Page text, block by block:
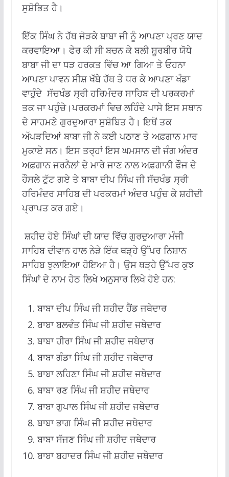
ਸੁਸ਼ੋਭਿਤ ਹੈ।
ਇੱਕ ਸਿੰਘ ਨੇ ਹੱਥ ਜੋੜਕੇ ਬਾਬਾ ਜੀ ਨੂੰ ਆਪਣਾ ਪ੍ਰਣ ਯਾਦ
ਕਰਵਾਇਆ। ਫੇਰ ਕੀ ਸੀ ਬਚਨ ਕੇ ਬਲੀ ਸ਼ੂਰਬੀਰ ਯੋਧੇ
ਬਾਬਾ ਜੀ ਦਾ ਧੜ ਹਰਕਤ ਵਿੱਚ ਆ ਗਿਆ ਤੇ ਓਹਨਾ
ਆਪਣਾ ਪਾਵਨ ਸੀਸ਼ ਖੱਬੇ ਹੱਥ ਤੇ ਧਰ ਕੇ ਆਪਣਾ ਖੰਡਾ
ਵਾਹੁੰਦੇ ਸੱਚਖੰਡ ਸ੍ਰੀ ਹਰਿਮੰਦਰ ਸਾਹਿਬ ਦੀ ਪਰਕਰਮਾਂ
ਤਕ ਜਾ ਪਹੁੰਚੇ।ਪਰਕਰਮਾਂ ਵਿਚ ਲਹਿੰਦੇ ਪਾਸੇ ਇਸ ਸਥਾਨ
ਦੇ ਸਾਹਮਣੇ ਗੁਰਦੁਆਰਾ ਸੁਸ਼ੋਬਿਤ ਹੈ। ਇਥੋਂ ਤਕ
ਅੱਪੜਦਿਆਂ ਬਾਬਾ ਜੀ ਨੇ ਕਈ ਪਠਾਣ ਤੇ ਅਫ਼ਗਾਨ ਮਾਰ
ਮੁਕਾਏ ਸਨ। ਇਸ ਤਰ੍ਹਾਂ ਇਸ ਘਮਸਾਨ ਦੀ ਜੰਗ ਅੰਦਰ
ਅਫ਼ਗਾਨ ਜਰਨੈਲਾਂ ਦੇ ਮਾਰੇ ਜਾਣ ਨਾਲ ਅਫ਼ਗਾਨੀ ਫੌਜ ਦੇ
ਹੌਸਲੇ ਟੁੱਟ ਗਏ ਤੇ ਬਾਬਾ ਦੀਪ ਸਿੰਘ ਜੀ ਸੱਚਖੰਡ ਸ੍ਰੀ
ਹਰਿਮੰਦਰ ਸਾਹਿਬ ਦੀ ਪਰਕਰਮਾਂ ਅੰਦਰ ਪਹੁੰਚ ਕੇ ਸ਼ਹੀਦੀ
ਪ੍ਰਾਪਤ ਕਰ ਗਏ।
ਸ਼ਹੀਦ ਹੋਏ ਸਿੰਘਾਂ ਦੀ ਯਾਦ ਵਿੱਚ ਗੁਰਦੁਆਰਾ ਮੰਜੀ
ਸਾਹਿਬ ਦੀਵਾਨ ਹਾਲ ਨੇੜੇ ਇੱਕ ਥੜ੍ਹੇ ਉੱਪਰ ਨਿਸ਼ਾਨ
ਸਾਹਿਬ ਝੁਲਾਇਆ ਹੋਇਆ ਹੈ। ਉਸ ਥੜ੍ਹੇ ਉੱਪਰ ਕੁਝ
ਸਿੰਘਾਂ ਦੇ ਨਾਮ ਹੇਠ ਲਿਖੇ ਅਨੁਸਾਰ ਲਿਖੇ ਹੋਏ ਹਨ:
ਬਾਬਾ ਦੀਪ ਸਿੰਘ ਜੀ ਸ਼ਹੀਦ ਹੈਂਡ ਜਥੇਦਾਰ
ਬਾਬਾ ਬਲਵੰਤ ਸਿੰਘ ਜੀ ਸ਼ਹੀਦ ਜਥੇਦਾਰ
ਬਾਬਾ ਹੀਰਾ ਸਿੰਘ ਜੀ ਸ਼ਹੀਦ ਜਥੇਦਾਰ
ਬਾਬਾ ਗੰਡਾ ਸਿੰਘ ਜੀ ਸ਼ਹੀਦ ਜਥੇਦਾਰ
ਬਾਬਾ ਲਹਿਣਾ ਸਿੰਘ ਜੀ ਸ਼ਹੀਦ ਜਥੇਦਾਰ
ਬਾਬਾ ਰਣ ਸਿੰਘ ਜੀ ਸ਼ਹੀਦ ਜਥੇਦਾਰ
ਬਾਬਾ ਗੁਪਾਲ ਸਿੰਘ ਜੀ ਸ਼ਹੀਦ ਜਥੇਦਾਰ
ਬਾਬਾ ਭਾਗ ਸਿੰਘ ਜੀ ਸ਼ਹੀਦ ਜਥੇਦਾਰ
ਬਾਬਾ ਸੱਜਣ ਸਿੰਘ ਜੀ ਸ਼ਹੀਦ ਜਥੇਦਾਰ
ਬਾਬਾ ਬਹਾਦਰ ਸਿੰਘ ਜੀ ਸ਼ਹੀਦ ਜਥੇਦਾਰ